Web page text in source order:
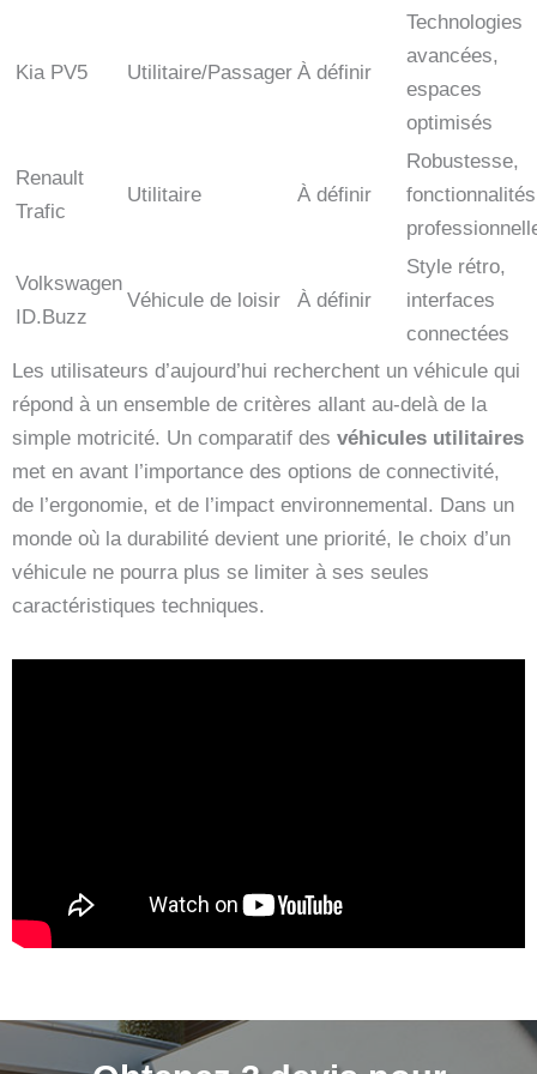
Kia PV5 Utilitaire/Passager À définir
Technologies
avancées,
espaces
optimisés
Renault
Trafic
Utilitaire À définir
Robustesse,
fonctionnalités
Volkswagen
ID.Buzz
Véhicule de loisir À définir
Style rétro,
interfaces
connectées
Les utilisateurs d’aujourd’hui recherchent un véhicule qui
répond à un ensemble de critères allant au-delà de la
simple motricité. Un comparatif des véhicules utilitaires
met en avant l’importance des options de connectivité,
de l’ergonomie, et de l’impact environnemental. Dans un
monde où la durabilité devient une priorité, le choix d’un
véhicule ne pourra plus se limiter à ses seules
caractéristiques techniques.